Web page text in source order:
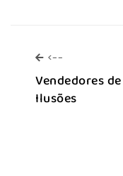
<--
Vendedores de
Ilusões